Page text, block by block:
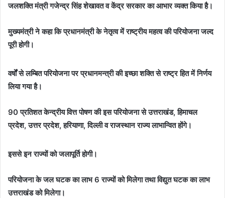
जलशक्ति मंत्री गजेन्द्र सिंह शेखावत व केंद्र सरकार का आभार व्यक्त किया है।
मुख्यमंत्री ने कहा कि प्रधानमंत्री के नेतृत्व में राष्ट्रीय महत्व की परियोजना जल्द
पूरी होगी।
वर्षों से लम्बित परियोजना पर प्रधानमन्त्री की इच्छा शक्ति से राष्ट्र हित में निर्णय
लिया गया है।
90 प्रतिशत केन्द्रीय वित्त पोषण की इस परियोजना से उत्तराखंड, हिमाचल
प्रदेश, उत्तर प्रदेश, हरियाणा, दिल्ली व राजस्थान राज्य लाभान्वित होंगे।
इससे इन राज्यों को जलापूर्ति होगी।
परियोजना के जल घटक का लाभ 6 राज्यों को मिलेगा तथा विद्युत घटक का लाभ
उत्तराखंड को मिलेगा।